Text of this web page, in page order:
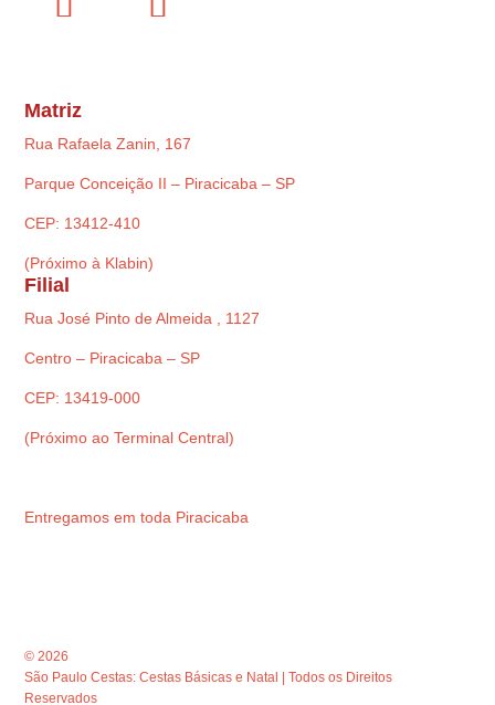
Matriz
Rua Rafaela Zanin, 167
Parque Conceição II – Piracicaba – SP
CEP: 13412-410
(Próximo à Klabin)
Filial
Rua José Pinto de Almeida , 1127
Centro – Piracicaba – SP
CEP: 13419-000
(Próximo ao Terminal Central)
Entregamos em toda Piracicaba
© 2026
São Paulo Cestas: Cestas Básicas e Natal | Todos os Direitos
Reservados